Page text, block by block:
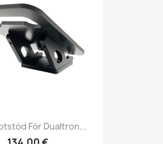
För Dualtron...